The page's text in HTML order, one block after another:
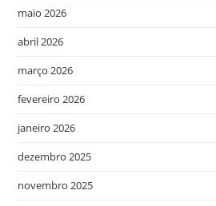
maio 2026
abril 2026
março 2026
fevereiro 2026
janeiro 2026
dezembro 2025
novembro 2025